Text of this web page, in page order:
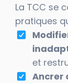
La TCC se
pratiques
et
Ancrer